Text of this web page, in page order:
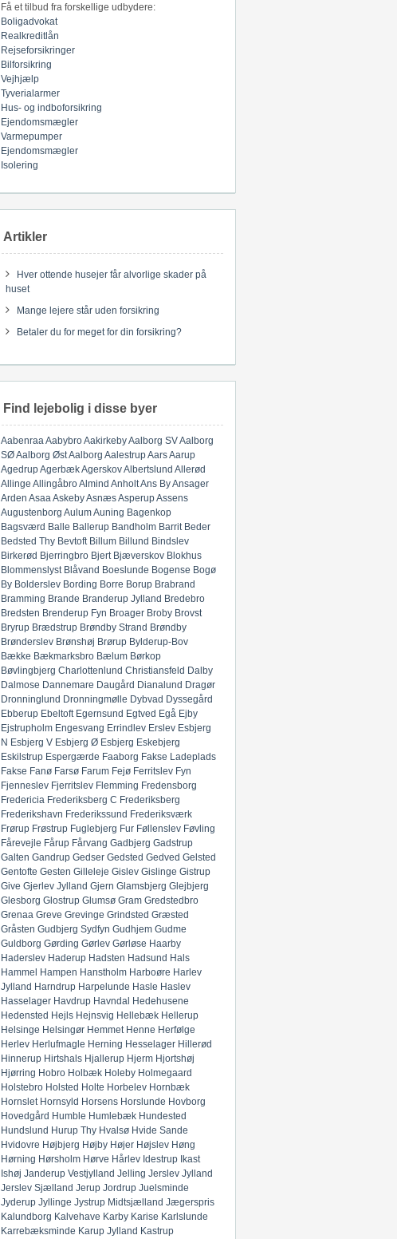
Få et tilbud fra forskellige udbydere:
Boligadvokat
Realkreditlån
Rejseforsikringer
Bilforsikring
Vejhjælp
Tyverialarmer
Hus- og indboforsikring
Ejendomsmægler
Varmepumper
Ejendomsmægler
Isolering
Artikler
Hver ottende husejer får alvorlige skader på
huset
Mange lejere står uden forsikring
Betaler du for meget for din forsikring?
Find lejebolig i disse byer
AabenraaAabybroAakirkebyAalborg SVAalborg
SØAalborg ØstAalborg AalestrupAarsAarup
AgedrupAgerbækAgerskovAlbertslund Allerød
Allinge AllingåbroAlmind AnholtAns ByAnsager
Arden AsaaAskebyAsnæsAsperupAssens
Augustenborg AulumAuning Bagenkop
Bagsværd Balle Ballerup Bandholm Barrit Beder
Bedsted Thy Bevtoft Billum Billund Bindslev
Birkerød Bjerringbro Bjert Bjæverskov Blokhus
Blommenslyst Blåvand Boeslunde Bogense Bogø
By Bolderslev Bording Borre Borup Brabrand
Bramming Brande Branderup Jylland Bredebro
Bredsten Brenderup Fyn Broager Broby Brovst
Bryrup Brædstrup Brøndby Strand Brøndby
Brønderslev Brønshøj Brørup Bylderup-Bov
Bække Bækmarksbro Bælum Børkop
Bøvlingbjerg Charlottenlund Christiansfeld Dalby
Dalmose Dannemare Daugård Dianalund Dragør
Dronninglund Dronningmølle Dybvad Dyssegård
Ebberup Ebeltoft Egernsund Egtved Egå Ejby
Ejstrupholm Engesvang Errindlev Erslev Esbjerg
N Esbjerg V Esbjerg Ø Esbjerg Eskebjerg
Eskilstrup Espergærde Faaborg Fakse Ladeplads
Fakse Fanø Farsø Farum Fejø Ferritslev Fyn
Fjenneslev Fjerritslev Flemming Fredensborg
Fredericia Frederiksberg C Frederiksberg
Frederikshavn Frederikssund Frederiksværk
Frørup Frøstrup Fuglebjerg Fur Føllenslev Føvling
Fårevejle Fårup Fårvang Gadbjerg Gadstrup
Galten Gandrup Gedser Gedsted Gedved Gelsted
Gentofte Gesten Gilleleje Gislev Gislinge Gistrup
Give Gjerlev Jylland Gjern Glamsbjerg Glejbjerg
Glesborg Glostrup Glumsø Gram Gredstedbro
Grenaa Greve Grevinge Grindsted Græsted
Gråsten Gudbjerg Sydfyn Gudhjem Gudme
Guldborg Gørding Gørlev Gørløse Haarby
Haderslev Haderup Hadsten Hadsund Hals
Hammel
Hampen Hanstholm Harboøre Harlev
Jylland Harndrup Harpelunde Hasle Haslev
Hasselager Havdrup Havndal Hedehusene
Hedensted Hejls Hejnsvig Hellebæk Hellerup
Helsinge Helsingør Hemmet Henne Herfølge
Herlev Herlufmagle Herning Hesselager Hillerød
Hinnerup Hirtshals Hjallerup Hjerm Hjortshøj
Hjørring Hobro Holbæk Holeby Holmegaard
Holstebro Holsted Holte Horbelev Hornbæk
Hornslet Hornsyld Horsens Horslunde Hovborg
Hovedgård Humble Humlebæk Hundested
Hundslund Hurup Thy Hvalsø Hvide Sande
Hvidovre Højbjerg Højby Højer Højslev Høng
Hørning Hørsholm Hørve Hårlev Idestrup Ikast
Ishøj Janderup Vestjylland Jelling Jerslev Jylland
Jerslev Sjælland Jerup Jordrup Juelsminde
Jyderup Jyllinge Jystrup Midtsjælland Jægerspris
Kalundborg Kalvehave Karby Karise Karlslunde
Karrebæksminde Karup Jylland Kastrup